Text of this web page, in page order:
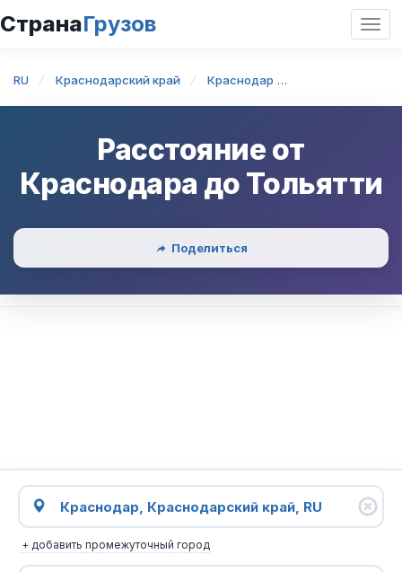
СтранаГрузов
RU Краснодарский край Краснодар
Расстояние от
Краснодара до Тольятти
Поделиться
+ добавить промежуточный город